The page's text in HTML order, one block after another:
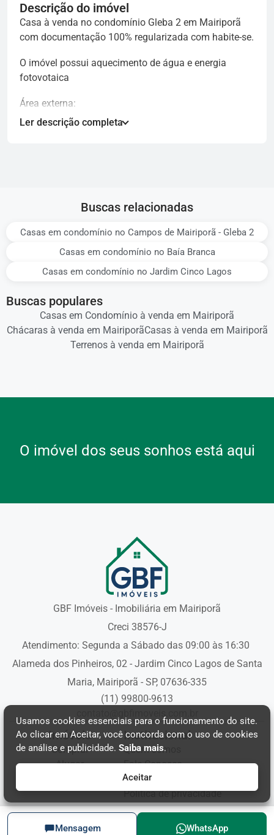
Usamos cookies essenciais para o funcionamento do site.
Ao clicar em Aceitar, você concorda com o uso de cookies
de análise e publicidade. Saiba mais.
Aceitar
Descrição do imóvel
Casa à venda no condomínio Gleba 2 em Mairiporã
com documentação 100% regularizada com habite-se.
O imóvel possui aquecimento de água e energia
fotovotaica
Área externa:
Garagem coberta para 4 carros
Churrasqueira americana (hibrida gás e carvão)
Canil
Casa (parte térrea):
Sala de conversação
Sala de TV
Sala de Jantar
Cozinha
4 Suítes avarandadas
Ler descrição completa
Buscas relacionadas
Casas em condomínio no Campos de Mairiporã - Gleba 2
Casas em condomínio no Baía Branca
Casas em condomínio no Jardim Cinco Lagos
Buscas populares
Casas em Condomínio à venda em Mairiporã
Chácaras à venda em MairiporãCasas à venda em Mairiporã
Terrenos à venda em Mairiporã
O imóvel dos seus sonhos está aqui
GBF Imóveis - Imobiliária em Mairiporã
Creci 38576-J
Atendimento: Segunda a Sábado das 09:00 às 16:30
Alameda dos Pinheiros, 02 - Jardim Cinco Lagos de Santa
Maria, Mairiporã - SP, 07636-335
(11) 99800-9613
Imóveis
Comprar
Alugar
Institucional
Quem somos
Fale Conosco
Política de cookies
Política de privacidade
© 2026 GBF Imóveis. Todos os direitos reservados.
Mensagem
WhatsApp